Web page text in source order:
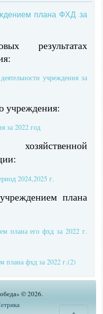
плана ФХД за
результатах
учреждения за
учреждения:
за 2022 год
2024,2025 г.
плана
плана его фхд за 2022 г.
плана фхд за 2022 г.(2)
© 2026.